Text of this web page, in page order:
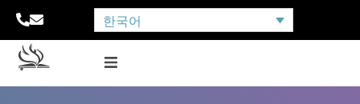
한국어